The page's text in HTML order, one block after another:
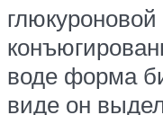
воде форма
виде он